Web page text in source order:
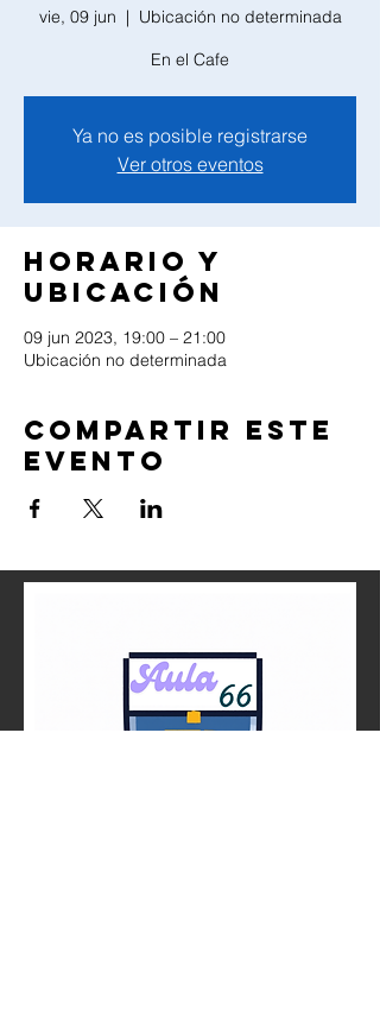
vie, 09 jun
  |
Ubicación no determinada
En el Cafe
Ya no es posible registrarse
Ver otros eventos
Horario y
ubicación
09 jun 2023, 19:00 – 21:00
Ubicación no determinada
Compartir este
evento